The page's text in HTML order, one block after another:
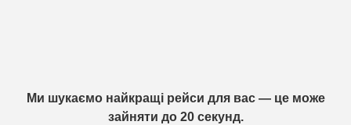
Ми шукаємо найкращі рейси для вас — це може
зайняти до 20 секунд.